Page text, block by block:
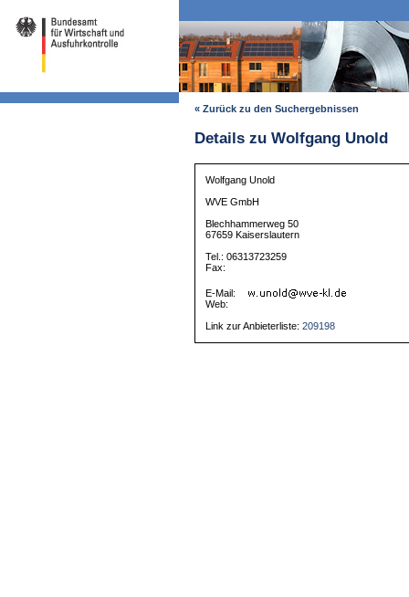
« Zurück zu den Suchergebnissen
Details zu Wolfgang Unold
Wolfgang Unold
WVE GmbH
Blechhammerweg 50
67659 Kaiserslautern
Tel.: 06313723259
Fax:
E-Mail:
Web:
Link zur Anbieterliste:209198